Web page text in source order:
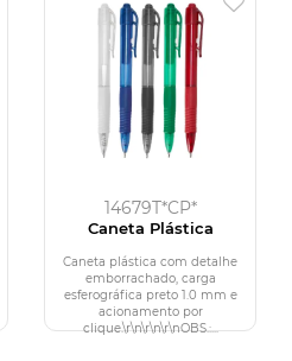
14679T*CP*
Caneta Plástica
Caneta plástica com detalhe
emborrachado, carga
esferográfica preto 1.0 mm e
acionamento por
clique.\r\n\r\n\r\nOBS.:...